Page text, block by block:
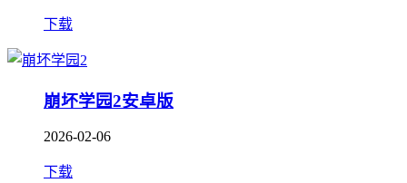
下载
崩坏学园2安卓版
2026-02-06
下载